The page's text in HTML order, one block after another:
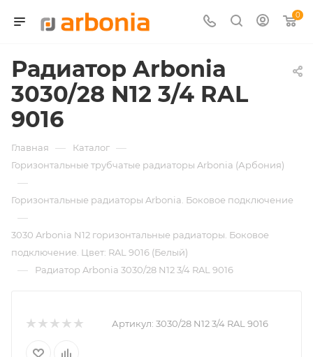
0
Радиатор Arbonia
3030/28 N12 3/4 RAL
9016
Главная — Каталог —
Горизонтальные трубчатые радиаторы Arbonia (Арбония)
—
Горизонтальные радиаторы Arbonia. Боковое подключение
—
3030 Arbonia N12 горизонтальные радиаторы. Боковое
подключение. Цвет: RAL 9016 (Белый)
— Радиатор Arbonia 3030/28 N12 3/4 RAL 9016
Артикул: 3030/28 N12 3/4 RAL 9016